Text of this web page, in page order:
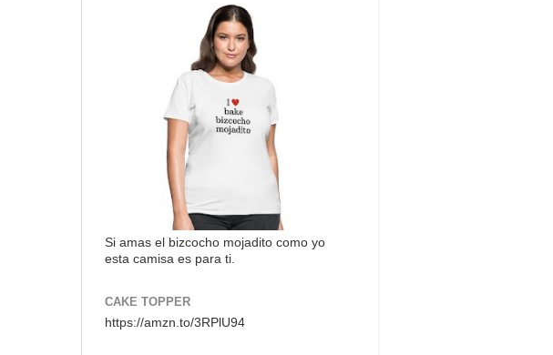
Si amas el bizcocho mojadito como yo
esta camisa es para ti.
CAKE TOPPER
https://amzn.to/3RPlU94